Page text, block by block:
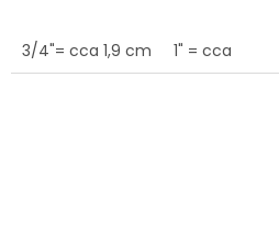
3/4"= cca 1,9 cm 1" = cca 2,5 cm